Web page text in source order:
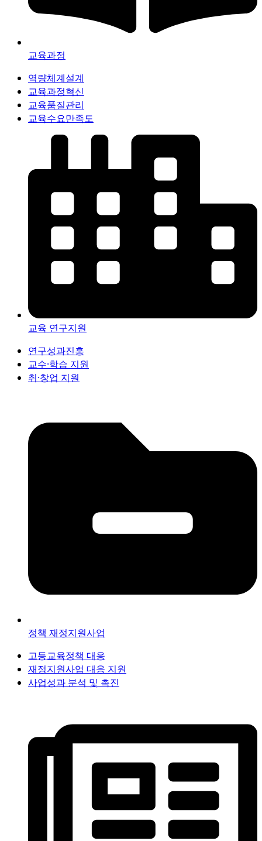
교육과정
역량체계설계
교육과정혁신
교육품질관리
교육수요만족도
교육 연구지원
연구성과진흥
교수·학습 지원
취·창업 지원
정책 재정지원사업
고등교육정책 대응
재정지원사업 대응 지원
사업성과 분석 및 촉진